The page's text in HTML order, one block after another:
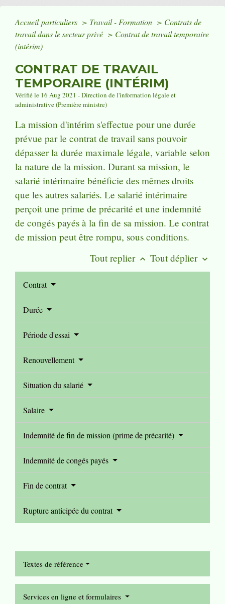
Accueil particuliers > Travail - Formation > Contrats de
travail dans le secteur privé > Contrat de travail temporaire
(intérim)
CONTRAT DE TRAVAIL
TEMPORAIRE (INTÉRIM)
Vérifié le 16 Aug 2021 - Direction de l'information légale et
administrative (Première ministre)
La mission d'intérim s'effectue pour une durée
prévue par le contrat de travail sans pouvoir
dépasser la durée maximale légale, variable selon
la nature de la mission. Durant sa mission, le
salarié intérimaire bénéficie des mêmes droits
que les autres salariés. Le salarié intérimaire
perçoit une prime de précarité et une indemnité
de congés payés à la fin de sa mission. Le contrat
de mission peut être rompu, sous conditions.
Tout replier keyboard_arrow_up Tout déplier keyboard_arrow_down
Contrat
Durée
Période d'essai
Renouvellement
Situation du salarié
Salaire
Indemnité de fin de mission (prime de précarité)
Indemnité de congés payés
Fin de contrat
Rupture anticipée du contrat
Textes de référence
Services en ligne et formulaires